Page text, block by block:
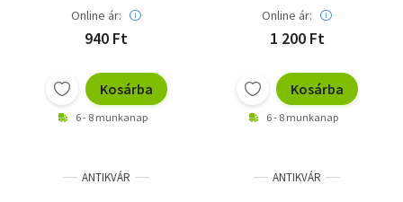
Online ár:
940 Ft
Kosárba
6 - 8 munkanap
Online ár:
1 200 Ft
Kosárba
6 - 8 munkanap
ANTIKVÁR ANTIKVÁR